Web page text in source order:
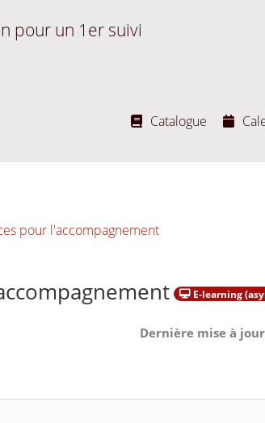
pour un 1er suivi
Catalogue
pour l'accompagnement
E-learning
Dernière mise à